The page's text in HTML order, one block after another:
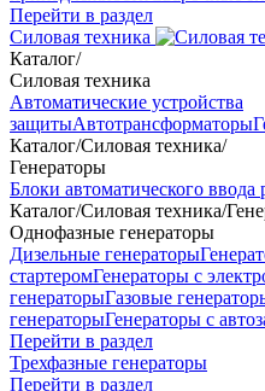
Перейти в раздел
Силовая техника
Каталог/
Силовая техника
Автоматические устройства
защитыАвтотрансформаторы
Каталог/Силовая техника/
Генераторы
Блоки автоматического ввода
Каталог/Силовая техника/
Однофазные генераторы
Дизельные генераторы
стартеромГенераторы с
генераторыГазовые
генераторыГенераторы с
Перейти в раздел
Трехфазные генераторы
Перейти в раздел